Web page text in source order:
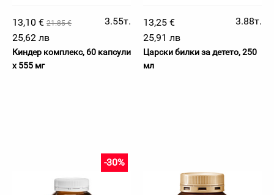
13,10 € 21.85 €
3.55т.
25,62 лв
Киндер комплекс, 60 капсули
х 555 мг
13,25 €
3.88т.
25,91 лв
Царски билки за детето, 250
мл
-30%